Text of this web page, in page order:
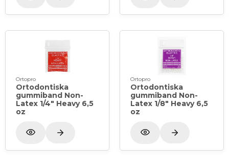
Ortopro
Ortodontiska
gummiband Non-
Latex 1/4" Heavy 6,5
oz
Ortopro
Ortodontiska
gummiband Non-
Latex 1/8" Heavy 6,5
oz